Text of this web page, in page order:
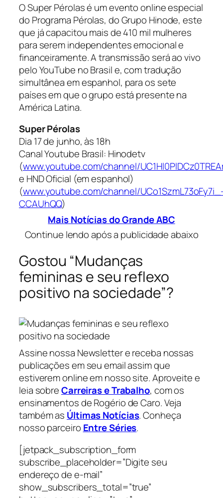
O Super Pérolas é um evento online especial
do Programa Pérolas, do Grupo Hinode, este
que já capacitou mais de 410 mil mulheres
para serem independentes emocional e
financeiramente. A transmissão será ao vivo
pelo YouTube no Brasil e, com tradução
simultânea em espanhol, para os sete
países em que o grupo está presente na
América Latina.
Super Pérolas
Dia 17 de junho, às 18h
Canal Youtube Brasil: Hinodetv
(www.youtube.com/channel/
e HND Oficial (em espanhol)
(www.youtube.com/channel/
CCAUhQQ)
Mais Notícias do Grande ABC
Continue lendo após a publicidade abaixo
Gostou “Mudanças
femininas e seu reflexo
positivo na sociedade”?
Assine nossa Newsletter e receba nossas
publicações em seu email assim que
estiverem online em nosso site. Aproveite e
leia sobreCarreiras e Trabalho, com os
ensinamentos de Rogério de Caro. Veja
também as Últimas Notícias. Conheça
nosso parceiro Entre Séries.
[jetpack_subscription_form
subscribe_placeholder=”Digite seu
endereço de e-mail”
show_subscribers_total=”true”